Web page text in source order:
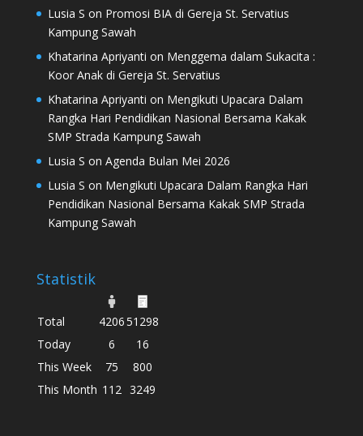
Lusia S on Promosi BIA di Gereja St. Servatius
Kampung Sawah
Khatarina Apriyanti on Menggema dalam Sukacita :
Koor Anak di Gereja St. Servatius
Khatarina Apriyanti on Mengikuti Upacara Dalam
Rangka Hari Pendidikan Nasional Bersama Kakak
SMP Strada Kampung Sawah
Lusia S on Agenda Bulan Mei 2026
Lusia S on Mengikuti Upacara Dalam Rangka Hari
Pendidikan Nasional Bersama Kakak SMP Strada
Kampung Sawah
Statistik
Total 420651298
Today
6
16
This Week
75
800
This Month 112 3249